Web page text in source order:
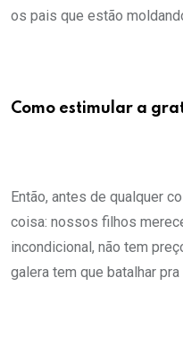
os pais que estão
Como estimular a
Então, antes de qualquer
coisa: nossos filhos
incondicional, não tem
galera tem que batalhar